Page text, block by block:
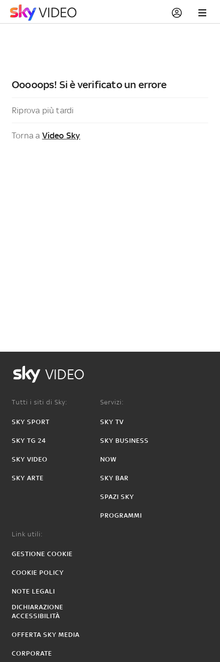
Ooooops! Si è verificato un errore
Riprova più tardi
Torna a Video Sky
VIDEO
Tutti i siti di Sky:
SKY SPORT
SKY TG 24
SKY VIDEO
SKY ARTE
Servizi:
SKY TV
SKY BUSINESS
NOW
SKY BAR
SPAZI SKY
PROGRAMMI
Link utili:
GESTIONE COOKIE
COOKIE POLICY
NOTE LEGALI
DICHIARAZIONE
ACCESSIBILITÀ
OFFERTA SKY MEDIA
CORPORATE